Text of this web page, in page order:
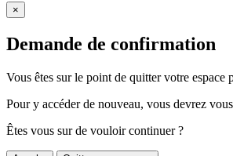
×
Demande de confirmation
Vous êtes sur le point de quitter votre espace
Pour y accéder de nouveau, vous devrez
Êtes vous sur de vouloir continuer ?